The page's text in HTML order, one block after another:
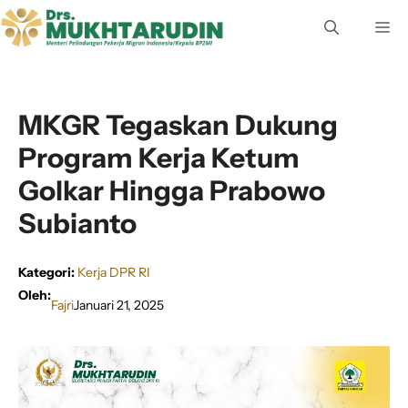
Langsung
ke
MKGR Tegaskan Dukung
Program Kerja Ketum
Golkar Hingga Prabowo
Subianto
Kategori: Kerja DPR RI
Oleh:
FajriJanuari 21, 2025